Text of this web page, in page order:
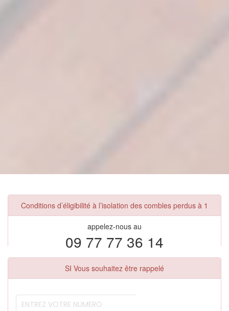
Conditions d’éligibilité à l’isolation des combles perdus à 1
appelez-nous au
09 77 77 36 14
SI Vous souhaitez être rappelé